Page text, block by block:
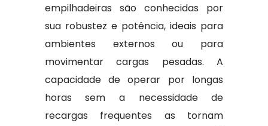
empilhadeiras são conhecidas por
sua robustez e potência, ideais para
ambientes externos ou para
movimentar cargas pesadas. A
capacidade de operar por longas
horas sem a necessidade de
recargas frequentes as tornam